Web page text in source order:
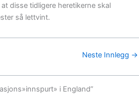
disse tidligere heretikerne skal
så lettvint.
Neste Innlegg →
i England”